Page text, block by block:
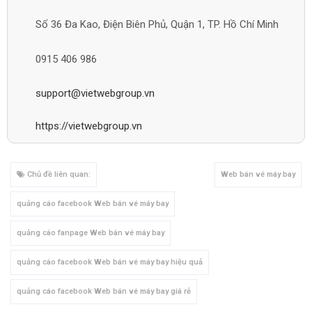
Số 36 Đa Kao, Điện Biên Phủ, Quận 1, TP. Hồ Chí Minh
0915 406 986
support@vietwebgroup.vn
https://vietwebgroup.vn
Chủ đề liên quan: Web bán vé máy bay
quảng cáo facebook Web bán vé máy bay
quảng cáo fanpage Web bán vé máy bay
quảng cáo facebook Web bán vé máy bay hiệu quả
quảng cáo facebook Web bán vé máy bay giá rẻ